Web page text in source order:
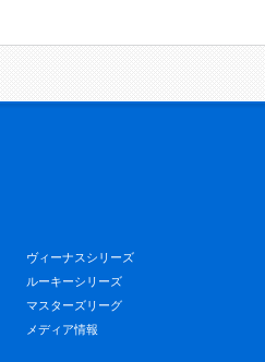
ヴィーナスシリーズ
ルーキーシリーズ
マスターズリーグ
メディア情報